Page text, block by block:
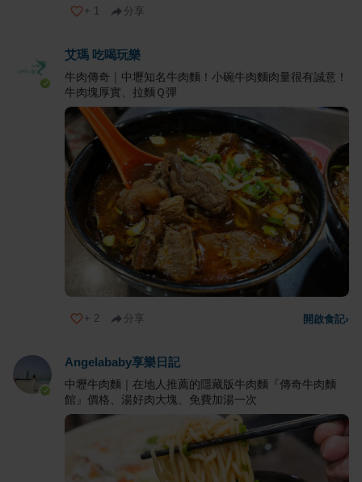
+ 1 分享
艾瑪 吃喝玩樂
牛肉傳奇｜中壢知名牛肉麵！小碗牛肉麵肉量很有誠意！
牛肉塊厚實、拉麵Ｑ彈
+ 2 分享 開啟食記›
Angelababy享樂日記
中壢牛肉麵｜在地人推薦的隱藏版牛肉麵『傳奇牛肉麵
館』價格、湯好肉大塊、免費加湯一次